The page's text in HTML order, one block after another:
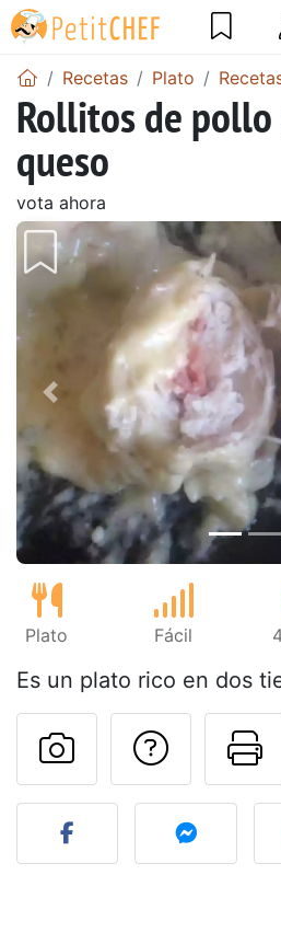
Recetas Plato
Rollitos de pollo
queso
vota ahora
Anterior
Plato Fácil
Es un plato rico en dos
Publicar la